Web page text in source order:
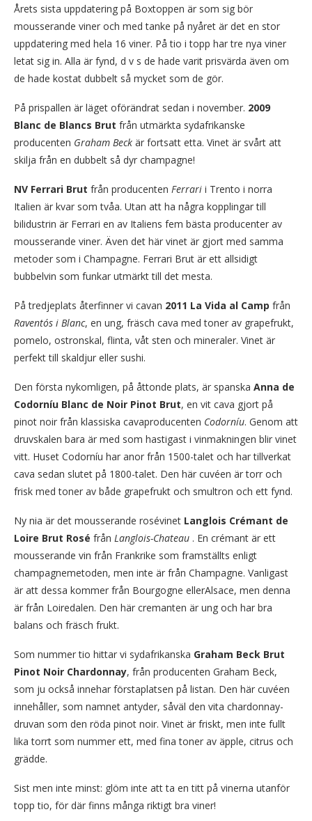
Årets sista uppdatering på Boxtoppen är som sig bör
mousserande viner och med tanke på nyåret är det en stor
uppdatering med hela 16 viner. På tio i topp har tre nya viner
letat sig in. Alla är fynd, d v s de hade varit prisvärda även om
de hade kostat dubbelt så mycket som de gör.
På prispallen är läget oförändrat sedan i november. 2009
Blanc de Blancs Brut från utmärkta sydafrikanske
producenten Graham Beck är fortsatt etta. Vinet är svårt att
skilja från en dubbelt så dyr champagne!
NV Ferrari Brut från producenten Ferrari i Trento i norra
Italien är kvar som tvåa. Utan att ha några kopplingar till
bilidustrin är Ferrari en av Italiens fem bästa producenter av
mousserande viner. Även det här vinet är gjort med samma
metoder som i Champagne. Ferrari Brut är ett allsidigt
bubbelvin som funkar utmärkt till det mesta.
På tredjeplats återfinner vi cavan 2011 La Vida al Camp från
Raventós i Blanc, en ung, fräsch cava med toner av grapefrukt,
pomelo, ostronskal, flinta, våt sten och mineraler. Vinet är
perfekt till skaldjur eller sushi.
Den första nykomligen, på åttonde plats, är spanska Anna de
Codorníu Blanc de Noir Pinot Brut, en vit cava gjort på
pinot noir från klassiska cavaproducenten Codorníu. Genom att
druvskalen bara är med som hastigast i vinmakningen blir vinet
vitt. Huset Codorníu har anor från 1500-talet och har tillverkat
cava sedan slutet på 1800-talet. Den här cuvéen är torr och
frisk med toner av både grapefrukt och smultron och ett fynd.
Ny nia är det mousserande rosévinet Langlois Crémant de
Loire Brut Rosé från Langlois-Chateau . En crémant är ett
mousserande vin från Frankrike som framställts enligt
champagnemetoden, men inte är från Champagne. Vanligast
är att dessa kommer från Bourgogne ellerAlsace, men denna
är från Loiredalen. Den här cremanten är ung och har bra
balans och fräsch frukt.
Som nummer tio hittar vi sydafrikanska Graham Beck Brut
Pinot Noir Chardonnay, från producenten Graham Beck,
som ju också innehar förstaplatsen på listan. Den här cuvéen
innehåller, som namnet antyder, såväl den vita chardonnay-
druvan som den röda pinot noir. Vinet är friskt, men inte fullt
lika torrt som nummer ett, med fina toner av äpple, citrus och
grädde.
Sist men inte minst: glöm inte att ta en titt på vinerna utanför
topp tio, för där finns många riktigt bra viner!